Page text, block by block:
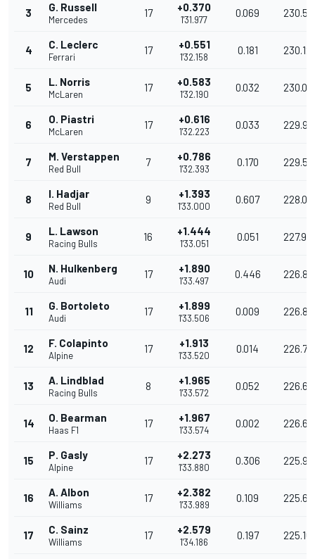
3 G. Russell
Mercedes
17 +0.370
1'31.977
0.069
4 C. Leclerc
Ferrari
17 +0.551
1'32.158
0.181
5 L. Norris
McLaren
17 +0.583
1'32.190
0.032
6 O. Piastri
McLaren
17 +0.616
1'32.223
0.033
7 M. Verstappen
Red Bull
7 +0.786
1'32.393
0.170
8 I. Hadjar
Red Bull
9 +1.393
1'33.000
0.607
9 L. Lawson
Racing Bulls
16 +1.444
1'33.051
0.051 227.913
10 N. Hulkenberg
Audi
17 +1.890
1'33.497
0.446
11 G. Bortoleto
Audi
17 +1.899
1'33.506
0.009
12 F. Colapinto
Alpine
17 +1.913
1'33.520
0.014
13 A. Lindblad
Racing Bulls
8 +1.965
1'33.572
0.052
14 O. Bearman
Haas F1
17 +1.967
1'33.574
0.002
15 P. Gasly
Alpine
17 +2.273
1'33.880
0.306
16 A. Albon
Williams
17 +2.382
1'33.989
0.109
17 C. Sainz
Williams
17 +2.579
1'34.186
0.197